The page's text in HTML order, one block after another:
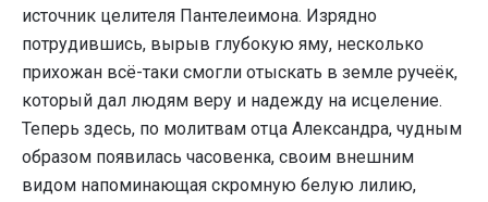
источник целителя Пантелеимона. Изрядно
потрудившись, вырыв глубокую яму, несколько
прихожан всё-таки смогли отыскать в земле ручеёк,
который дал людям веру и надежду на исцеление.
Теперь здесь, по молитвам отца Александра, чудным
образом появилась часовенка, своим внешним
видом напоминающая скромную белую лилию,